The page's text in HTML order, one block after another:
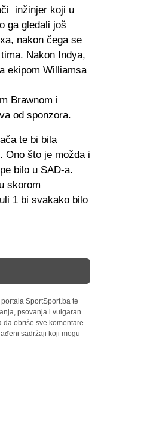
inžinjer koji u
ga gledali još
nakon čega se
Nakon Indya,
ekipom Williamsa
Brawnom i
od sponzora.
te bi bila
Ono što je možda i
bilo u SAD-a.
skorom
1 bi svakako bilo
SportSport.ba te
psovanja i vulgaran
obriše sve komentare
sadržaji koji mogu